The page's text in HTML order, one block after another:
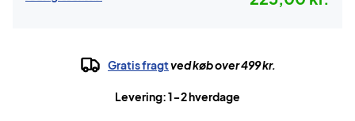
Gratis fragtved køb over 499 kr.
Levering: 1-2 hverdage